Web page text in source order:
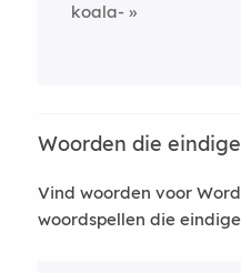
koala-
Woorden die
Vind woorden voor
woordspellen die